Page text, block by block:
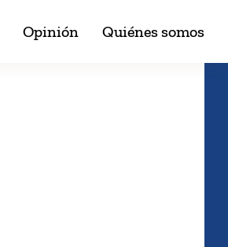
Opinión Quiénes somos